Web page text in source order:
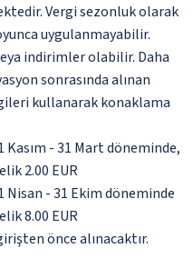
Vergi sezonluk olarak
uygulanmayabilir.
indirimler olabilir. Daha
sonrasında alınan
kullanarak konaklama
Kasım - 31 Mart döneminde,
2.00 EUR
Nisan - 31 Ekim döneminde
8.00 EUR
önce alınacaktır.